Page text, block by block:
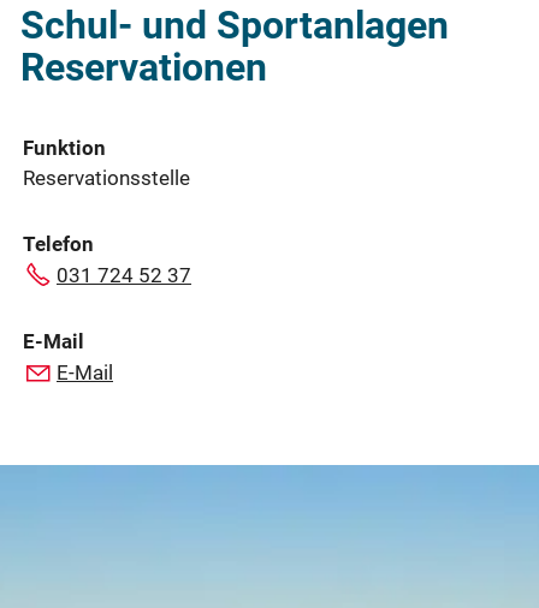
Schul- und Sportanlagen
Reservationen
Funktion
Reservationsstelle
Telefon
031 724 52 37
E-Mail
E-Mail